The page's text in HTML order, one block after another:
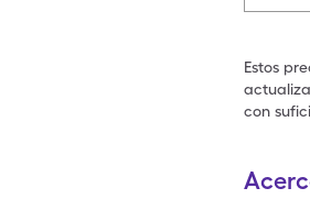
Estos
con